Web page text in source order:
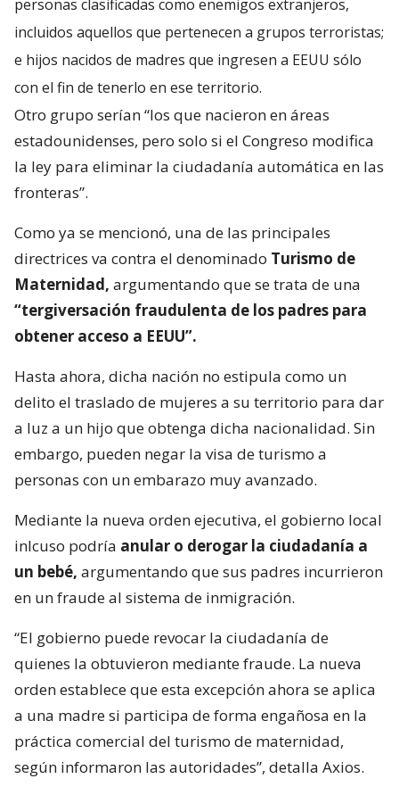
personas clasificadas como enemigos extranjeros,
incluidos aquellos que pertenecen a grupos terroristas;
e hijos nacidos de madres que ingresen a EEUU sólo
con el fin de tenerlo en ese territorio.
Otro grupo serían “los que nacieron en áreas
estadounidenses, pero solo si el Congreso modifica
la ley para eliminar la ciudadanía automática en las
fronteras”.
Como ya se mencionó, una de las principales
directrices va contra el denominado Turismo de
Maternidad, argumentando que se trata de una
“tergiversación fraudulenta de los padres para
obtener acceso a EEUU”.
Hasta ahora, dicha nación no estipula como un
delito el traslado de mujeres a su territorio para dar
a luz a un hijo que obtenga dicha nacionalidad. Sin
embargo, pueden negar la visa de turismo a
personas con un embarazo muy avanzado.
Mediante la nueva orden ejecutiva, el gobierno local
inlcuso podría anular o derogar la ciudadanía a
un bebé, argumentando que sus padres incurrieron
en un fraude al sistema de inmigración.
“El gobierno puede revocar la ciudadanía de
quienes la obtuvieron mediante fraude. La nueva
orden establece que esta excepción ahora se aplica
a una madre si participa de forma engañosa en la
práctica comercial del turismo de maternidad,
según informaron las autoridades”, detalla Axios.